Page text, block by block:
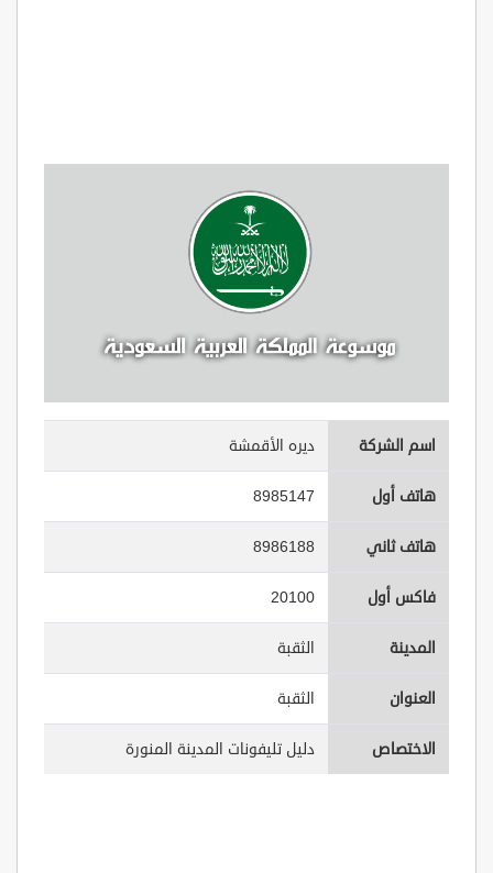
اسم الشركة ديره الأقمشة
هاتف أول 8985147
هاتف ثاني 8986188
فاكس أول 20100
المدينة الثقبة
العنوان الثقبة
الاختصاص دليل تليفونات المدينة المنورة